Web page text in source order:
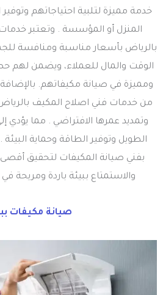
خدمة مميزة لتلبية احتياجاتهم وتوفير
المنزل أو المؤسسة . وتعتبر
بالرياض بأسعار مناسبة ومنافسة
الوقت والمال للعملاء، ويضمن
ومميزة في صيانة مكيفاتهم. بالإضافة
من خدمات فني اصلاح المكيف
وتمديد عمرها الافتراضي . مما يؤدي
الطويل وتوفير الطاقة وحماية
بفني صيانة المكيفات لتحقيق
والاستمتاع ببيئة باردة ومريحة
صيانة مكيفات